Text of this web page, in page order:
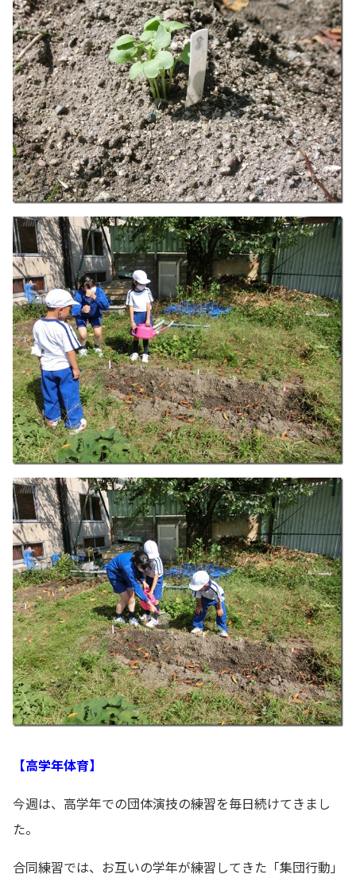
【高学年体育】
今週は、高学年での団体演技の練習を毎日続けてきまし
た。
合同練習では、お互いの学年が練習してきた「集団行動」